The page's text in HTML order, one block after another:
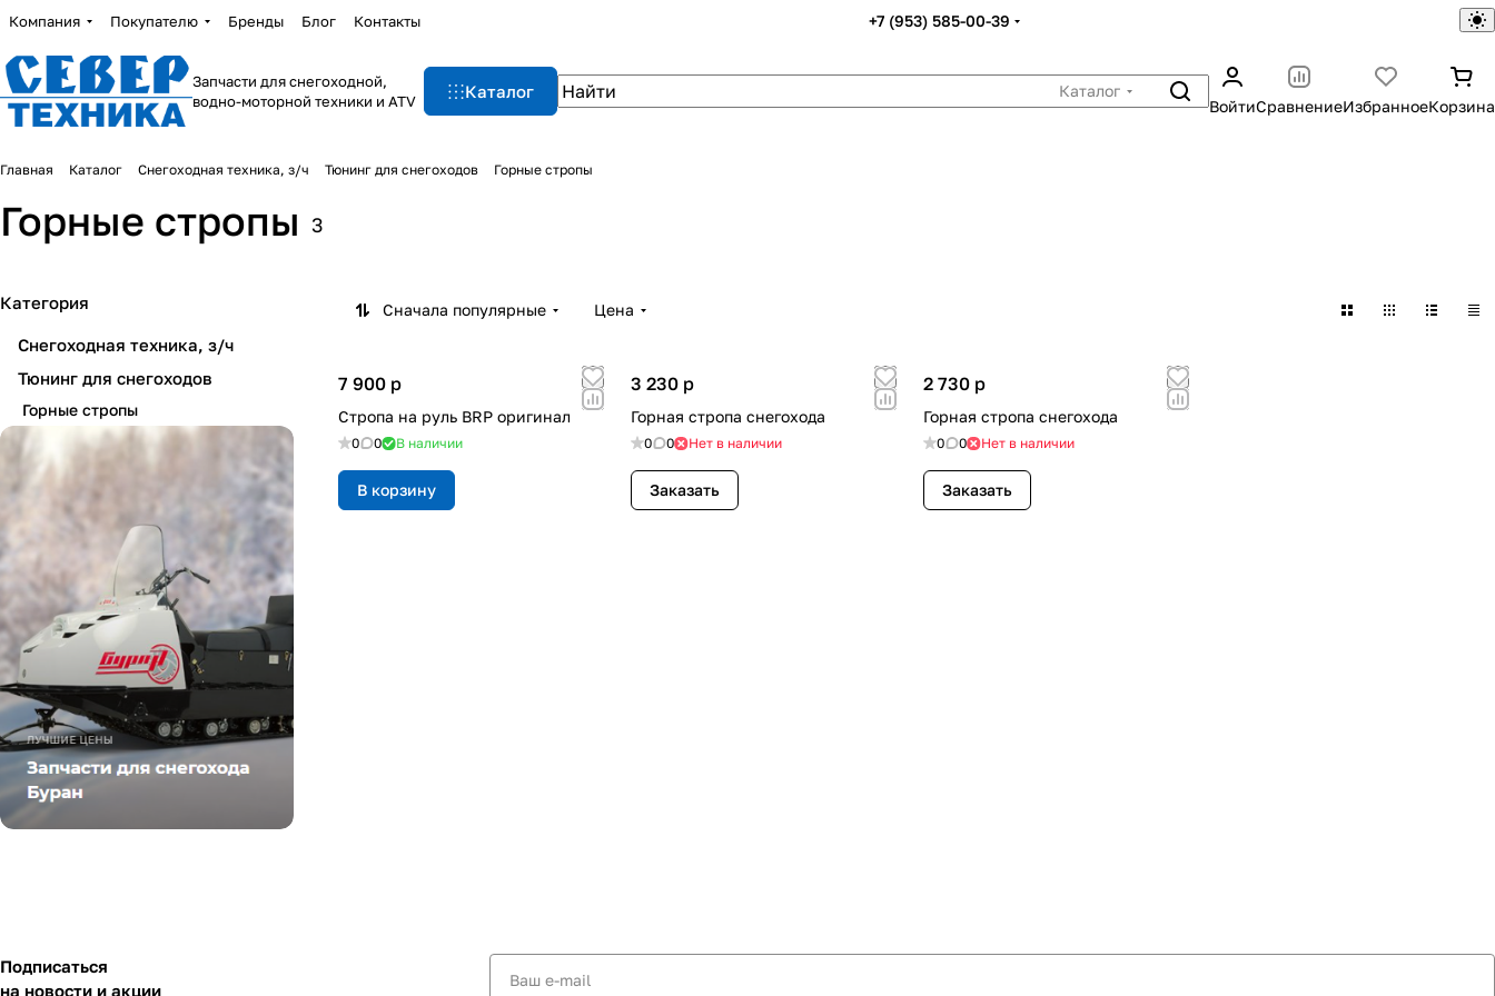
Компания Покупателю Бренды Блог Контакты +7 (953) 585-00-39
Запчасти для снегоходной,
водно-моторной техники и ATV
Каталог
Каталог
ВойтиСравнениеИзбранноеКорзина
Главная Каталог Снегоходная техника, з/ч Тюнинг для снегоходов Горные стропы
Горные стропы 3
Сначала популярные Цена
7 900 p
Стропа на руль BRP оригинал
0 0 В наличии
В корзину
3 230 p
Горная стропа снегохода
0 0 Нет в наличии
Заказать
2 730 p
Горная стропа снегохода
0 0 Нет в наличии
Заказать
Категория
Снегоходная техника, з/ч
Тюнинг для снегоходов
Горные стропы
Подписаться
на новости и акции